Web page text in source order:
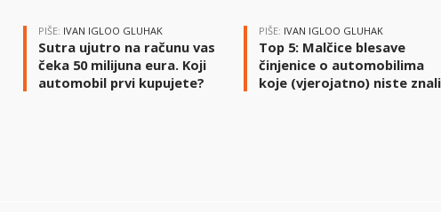
PIŠE: IVAN IGLOO GLUHAK
Sutra ujutro na računu vas
čeka 50 milijuna eura. Koji
automobil prvi kupujete?
PIŠE: IVAN IGLOO GLUHAK
Top 5: Malčice blesave
činjenice o automobilima
koje (vjerojatno) niste znali